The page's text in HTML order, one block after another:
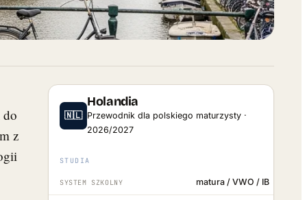
🇳🇱
Holandia
Przewodnik dla polskiego maturzysty ·
2026/2027
STUDIA
SYSTEM SZKOLNY matura / VWO / IB
do
z